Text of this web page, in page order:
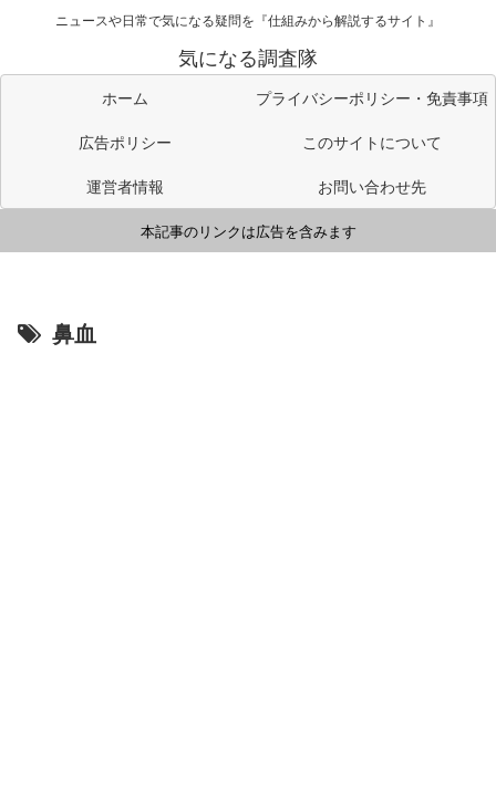
ニュースや日常で気になる疑問を『仕組みから解説するサイト』
気になる調査隊
ホーム
プライバシーポリシー・免責事項
広告ポリシー
このサイトについて
運営者情報
お問い合わせ先
本記事のリンクは広告を含みます
鼻血